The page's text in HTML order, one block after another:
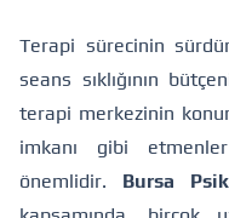
Terapi sürecinin
seans sıklığının
terapi merkezinin
imkanı gibi etmenler
önemlidir. Bursa